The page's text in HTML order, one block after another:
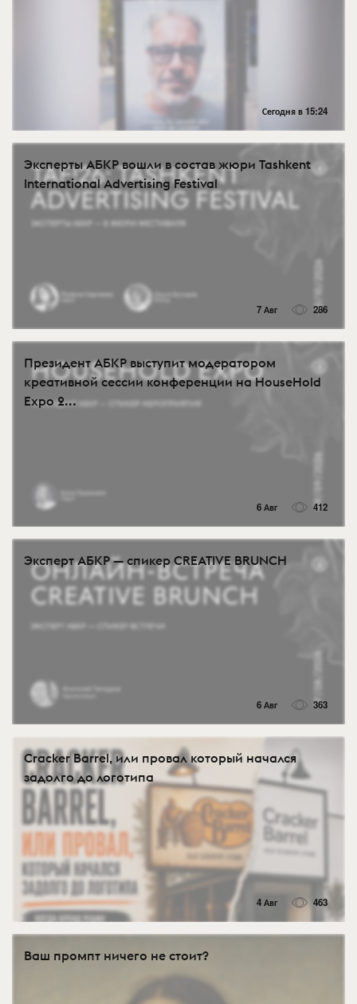
Сегодня в 15:24
Эксперты АБКР вошли в состав жюри Tashkent
International Advertising Festival
7 Авг 286
Президент АБКР выступит модератором
креативной сессии конференции на HouseHold
Expo 2...
6 Авг 412
Эксперт АБКР — спикер CREATIVE BRUNCH
6 Авг 363
Cracker Barrel, или провал который начался
задолго до логотипа
4 Авг 463
Ваш промпт ничего не стоит?